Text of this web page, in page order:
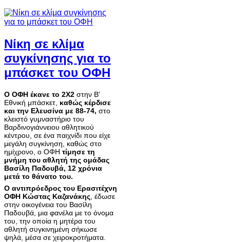
Νίκη σε κλίμα
συγκίνησης για το
μπάσκετ του ΟΦΗ
Ο ΟΦΗ έκανε το 2Χ2 στην Β'
Εθνική μπάσκετ, καθώς κέρδισε
και την Ελευσίνα με 88-74, στο
κλειστό γυμναστήριο του
Βαρδινογιάννειου αθλητικού
κέντρου, σε ένα παιχνίδι που είχε
μεγάλη συγκίνηση, καθώς στο
ημίχρονο, ο ΟΦΗ τίμησε τη
μνήμη του αθλητή της ομάδας
Βασίλη Παδουβά, 12 χρόνια
μετά το θάνατο του.
Ο αντιπρόεδρος του Ερασιτέχνη
ΟΦΗ Κώστας Καζανάκης , έδωσε
στην οικογένεια του Βασίλη
Παδουβά, μια φανέλα με το όνομα
του, την οποία η μητέρα του
αθλητή συγκινημένη σήκωσε
ψηλά, μέσα σε χειροκροτήματα.